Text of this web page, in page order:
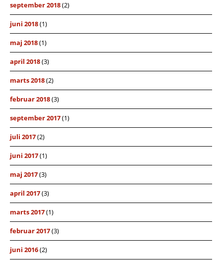
september 2018(2)
juni 2018(1)
maj 2018(1)
april 2018(3)
marts 2018(2)
februar 2018(3)
september 2017(1)
juli 2017(2)
juni 2017(1)
maj 2017(3)
april 2017(3)
marts 2017(1)
februar 2017(3)
juni 2016(2)